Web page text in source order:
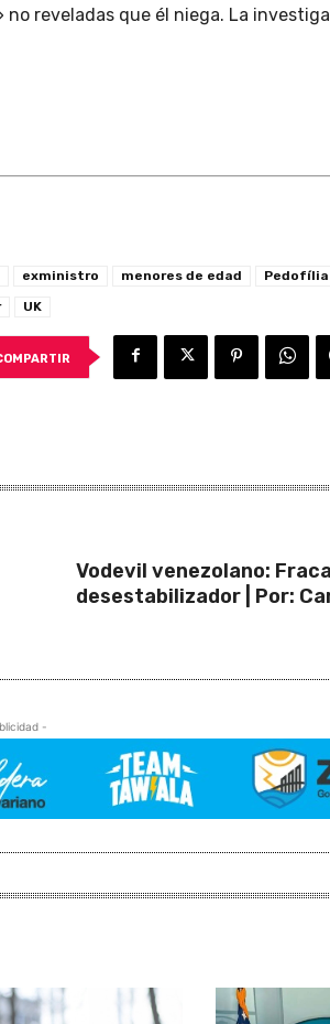
no reveladas que él niega. La
exministro menores de edad Pedofília
UK
Vodevil venezolano:
desestabilizador | Por:
-